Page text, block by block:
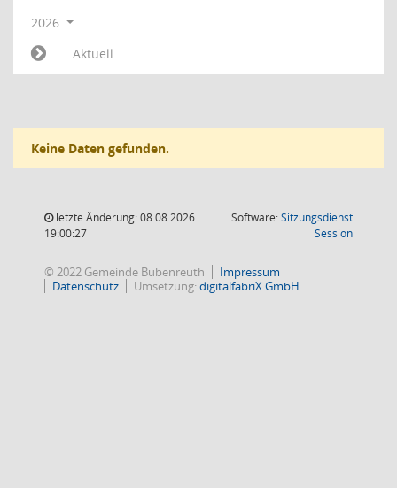
2026
Aktuell
Keine Daten gefunden.
letzte Änderung: 08.08.2026
19:00:27
Software:Sitzungsdienst
Session(Wird in
© 2022 Gemeinde Bubenreuth
Impressum
Datenschutz
Umsetzung:digitalfabriX GmbH